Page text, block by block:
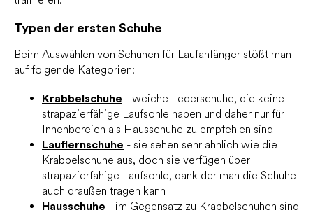
Typen der ersten Schuhe
Beim Auswählen von Schuhen für Laufanfänger stößt man
auf folgende Kategorien:
Krabbelschuhe - weiche Lederschuhe, die keine
strapazierfähige Laufsohle haben und daher nur für
Innenbereich als Hausschuhe zu empfehlen sind
Lauflernschuhe - sie sehen sehr ähnlich wie die
Krabbelschuhe aus, doch sie verfügen über
strapazierfähige Laufsohle, dank der man die Schuhe
auch draußen tragen kann
Hausschuhe - im Gegensatz zu Krabbelschuhen sind